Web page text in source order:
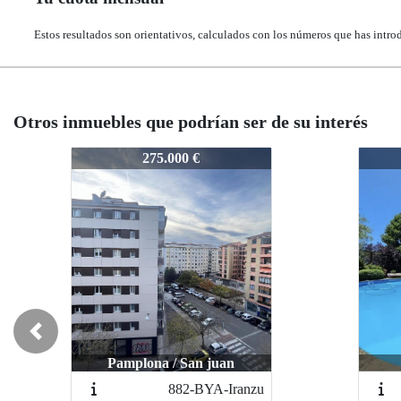
Estos resultados son orientativos, calculados con los números que has
Otros inmuebles que podrían ser de su interés
BYA-Yesa-871-872
519.000 €
Elorz / Elorz
863-864
BYA-
BYA-Yesa-871-872
519.000 €
Elorz / Elorz
863-864
Previous